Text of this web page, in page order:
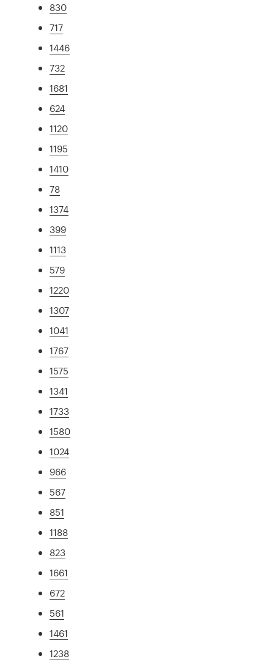
830
717
1446
732
1681
624
1120
1195
1410
78
1374
399
1113
579
1220
1307
1041
1767
1575
1341
1733
1580
1024
966
567
851
1188
823
1661
672
561
1461
1238